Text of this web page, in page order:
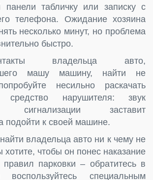
панели табличку или записку с
телефона. Ожидание хозяина
несколько минут, но проблема
быстро.
владельца авто,
машу машину, найти не
несильно раскачать
средство нарушителя: звук
сигнализации заставит
подойти к своей машине.
владельца авто ни к чему не
хотите, чтобы он понес наказание
парковки – обратитесь в
специальным